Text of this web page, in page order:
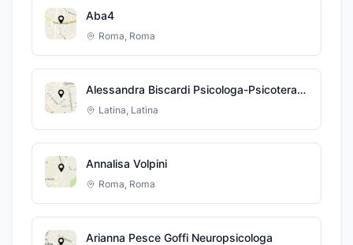
Aba4
Roma, Roma
Alessandra Biscardi Psicologa-Psicoterapeuta
Latina, Latina
Annalisa Volpini
Roma, Roma
Arianna Pesce Goffi Neuropsicologa